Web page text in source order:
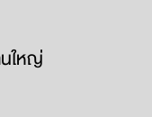
ใหญ่